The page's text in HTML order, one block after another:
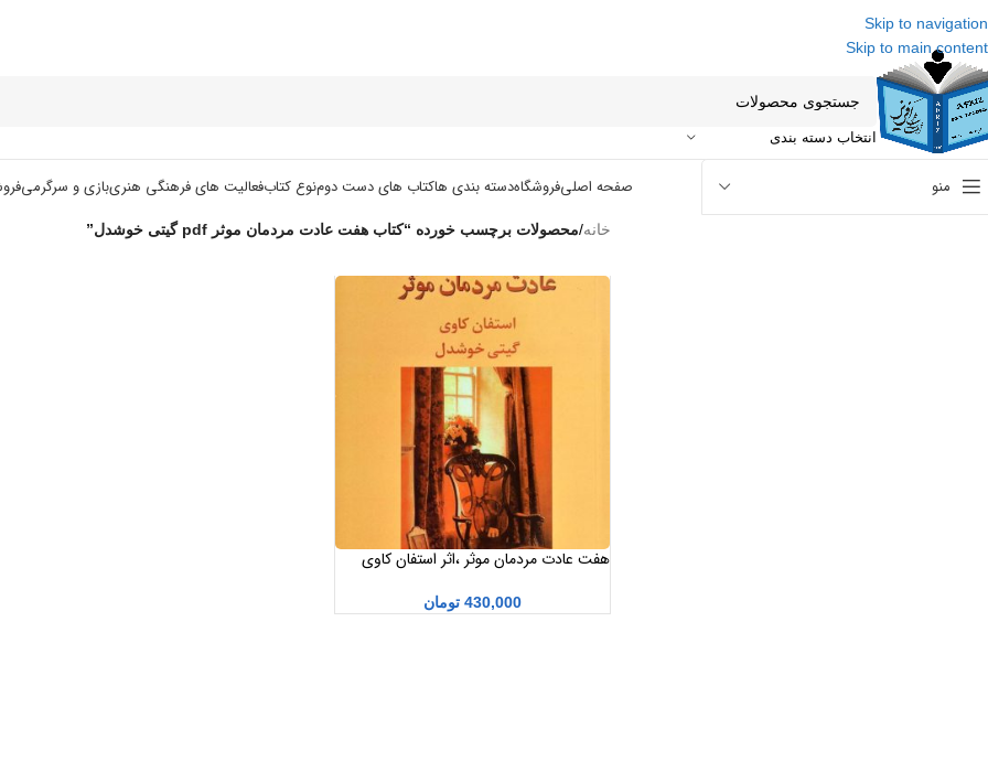
Skip to navigation
Skip to main content
انتخاب دسته بندی
منو صفحه اصلیفروشگاهدسته بندی هاکتاب های دست دومنوع کتابفعالیت های فرهنگی هنریبازی و سرگرمی
خانه/محصولات برچسب خورده “کتاب هفت عادت مردمان موثر pdf گیتی خوشدل”
هفت عادت مردمان موثر ،اثر استفان کاوی
430,000 تومان